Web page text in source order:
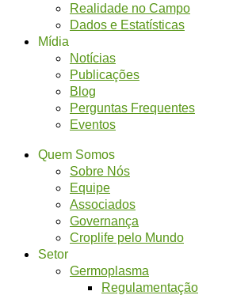
Realidade no Campo
Dados e Estatísticas
Mídia
Notícias
Publicações
Blog
Perguntas Frequentes
Eventos
Quem Somos
Sobre Nós
Equipe
Associados
Governança
Croplife pelo Mundo
Setor
Germoplasma
Regulamentação